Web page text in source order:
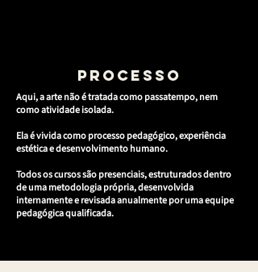
PROCESSO
Aqui, a arte não é tratada como passatempo, nem
como atividade isolada.
Ela é vivida como processo pedagógico, experiência
estética e desenvolvimento humano.
Todos os cursos são presenciais, estruturados dentro
de uma metodologia própria, desenvolvida
internamente e revisada anualmente por uma equipe
pedagógica qualificada.